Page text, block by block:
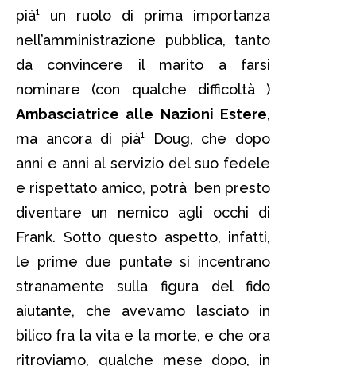
pià¹ un ruolo di prima importanza
nell’amministrazione pubblica, tanto
da convincere il marito a farsi
nominare (con qualche difficoltà )
Ambasciatrice alle Nazioni Estere,
ma ancora di pià¹ Doug, che dopo
anni e anni al servizio del suo fedele
e rispettato amico, potrà ben presto
diventare un nemico agli occhi di
Frank. Sotto questo aspetto, infatti,
le prime due puntate si incentrano
stranamente sulla figura del fido
aiutante, che avevamo lasciato in
bilico fra la vita e la morte, e che ora
ritroviamo, qualche mese dopo, in